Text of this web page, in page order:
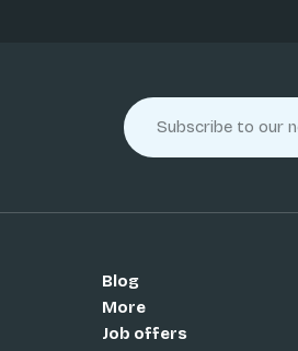
Blog
More
Job offers